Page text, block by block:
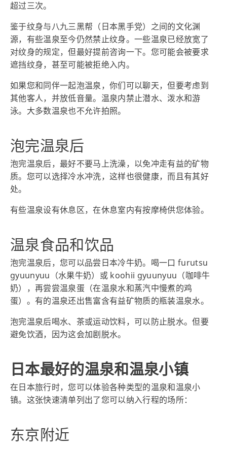
超过三次。
鉴于纹身与八九三黑帮（日本黑手党）之间的文化渊
源，有些温泉至今仍然禁止纹身。一些温泉已经放宽了
对纹身的规定，但最好提前咨询一下。您可能会被要求
遮挡纹身，甚至可能被拒绝入内。
如果您和同伴一起泡温泉，你们可以聊天，但要考虑到
其他客人，并放低音量。温泉内禁止潜水、泼水和游
泳。大多数温泉也不允许拍照。
泡完温泉后
泡完温泉后，最好不要马上洗澡，以免冲走有益的矿物
质。您可以选择冷水冲洗，这样也很健康，而且有其好
处。
有些温泉设有休息区，在休息室内有按摩椅供您体验。
温泉食品和饮品
泡完温泉后，您可以品尝日本冷牛奶。喝一口 furutsu
gyuunyuu（水果牛奶）或 koohii gyuunyuu（咖啡牛
奶），再尝尝温泉蛋（在温泉水和蒸汽中慢煮的鸡
蛋）。有的温泉还出售富含有益矿物质的瓶装温泉水。
泡完温泉后喝水、茶或运动饮料，可以防止脱水。但要
避免饮酒，因为这会加剧脱水。
日本最好的温泉和温泉小镇
在日本旅行时，您可以体验各种类型的温泉和温泉小
镇。这张快速清单列出了您可以纳入行程的场所：
东京附近